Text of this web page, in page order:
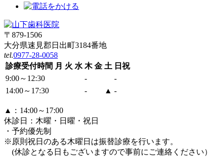
〒879-1506
大分県速見郡日出町3184番地
tel.0977-28-0058
診療受付時間 月 火 水 木 金 土 日祝
9:00～12:30
-
-
14:00～17:30
- ▲ -
▲：14:00～17:00
休診日：木曜・日曜・祝日
・予約優先制
※原則祝日のある木曜日は振替診療を行います。
(休診となる日もございますので事前にご連絡ください）